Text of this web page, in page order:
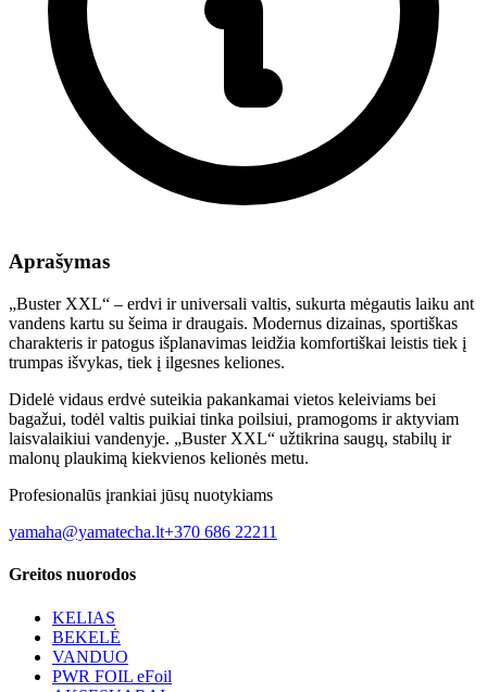
Aprašymas
„Buster XXL“ – erdvi ir universali valtis, sukurta mėgautis laiku ant
vandens kartu su šeima ir draugais. Modernus dizainas, sportiškas
charakteris ir patogus išplanavimas leidžia komfortiškai leistis tiek į
trumpas išvykas, tiek į ilgesnes keliones.
Didelė vidaus erdvė suteikia pakankamai vietos keleiviams bei
bagažui, todėl valtis puikiai tinka poilsiui, pramogoms ir aktyviam
laisvalaikiui vandenyje. „Buster XXL“ užtikrina saugų, stabilų ir
malonų plaukimą kiekvienos kelionės metu.
Profesionalūs įrankiai jūsų nuotykiams
yamaha@yamatecha.lt+370 686 22211
Greitos nuorodos
KELIAS
BEKELĖ
VANDUO
PWR FOIL eFoil